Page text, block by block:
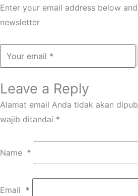
Enter your email address below
newsletter
Leave a Reply
Alamat email Anda tidak akan
wajib ditandai *
Name *
Email *